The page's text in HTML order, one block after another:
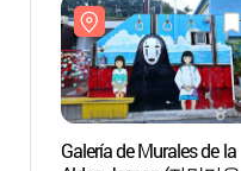
Galería de Murales de la